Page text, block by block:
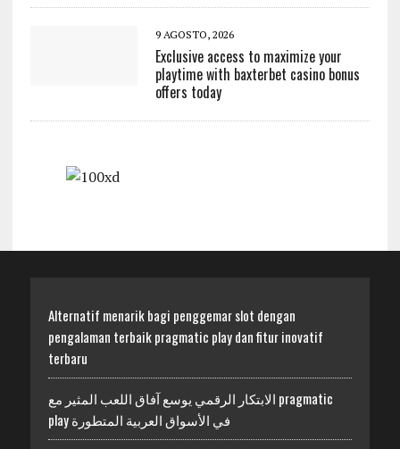
9 AGOSTO, 2026
Exclusive access to maximize your
playtime with baxterbet casino bonus
offers today
Alternatif menarik bagi penggemar slot dengan
pengalaman terbaik pragmatic play dan fitur inovatif
terbaru
الابتكار الرقمي يوسع آفاق اللعب المثير مع pragmatic
play في الأسواق العربية المتطورة